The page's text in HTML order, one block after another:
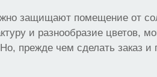
защищают помещение от
и разнообразие цветов,
прежде чем сделать заказ и